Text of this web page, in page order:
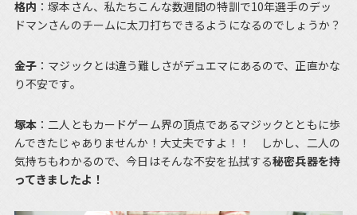
格内 ：塚本さん、私たちこんな数週間の特訓で10年選手のデッ
ドマンさんのチームに太刀打ちできるようになるのでしょうか？
金子 ：マジックとは違う難しさがデュエマにあるので、正直かな
り不安です。
塚本 ：二人ともカードゲーム界の頂点であるマジックとともに歩
んできたじゃありませんか！大丈夫ですよ！！ しかし、二人の
気持ちもわかるので、今日はそんな不安を払拭する秘密兵器を持
ってきましたよ！